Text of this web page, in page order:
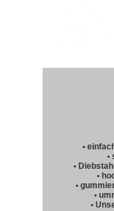
•
•
•
•
•
•
•